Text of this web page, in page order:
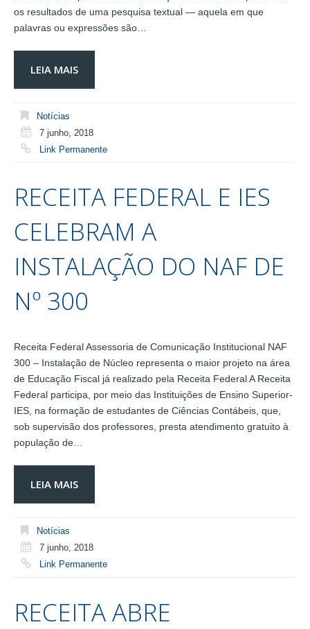
os resultados de uma pesquisa textual — aquela em que
palavras ou expressões são…
LEIA MAIS
Notícias
7 junho, 2018
Link Permanente
RECEITA FEDERAL E IES
CELEBRAM A
INSTALAÇÃO DO NAF DE
Nº 300
Receita Federal Assessoria de Comunicação Institucional NAF
300 – Instalação de Núcleo representa o maior projeto na área
de Educação Fiscal já realizado pela Receita Federal A Receita
Federal participa, por meio das Instituições de Ensino Superior-
IES, na formação de estudantes de Ciências Contábeis, que,
sob supervisão dos professores, presta atendimento gratuito à
população de…
LEIA MAIS
Notícias
7 junho, 2018
Link Permanente
RECEITA ABRE